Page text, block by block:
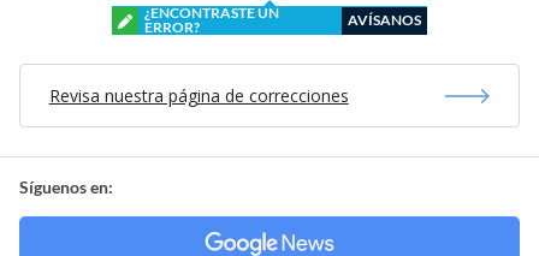
¿ENCONTRASTE UN
ERROR?
AVÍSANOS
Revisa nuestra página de correcciones
Síguenos en: